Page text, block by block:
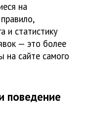
на
и статистику
— это более
на сайте самого
поведение